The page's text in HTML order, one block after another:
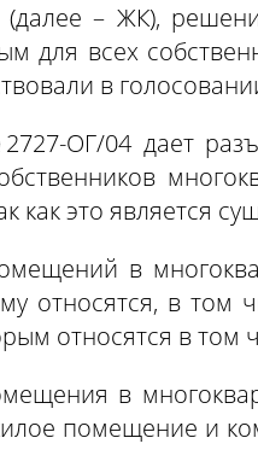
– ЖК),
для всех
в
ОГ/04 дает
как это является
в
относятся, в том
относятся в том
в
помещение и